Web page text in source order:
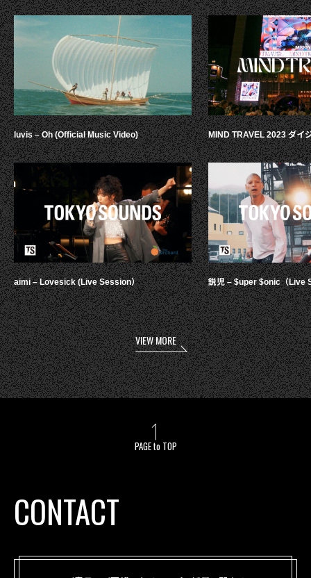
luvis – Oh (Official Music Video)
aimi – Lovesick (Live Session）
MIND TRAVEL 2023 ダイ
鋭児 – $uper $onic（Live
VIEW MORE
PAGE to TOP
CONTACT